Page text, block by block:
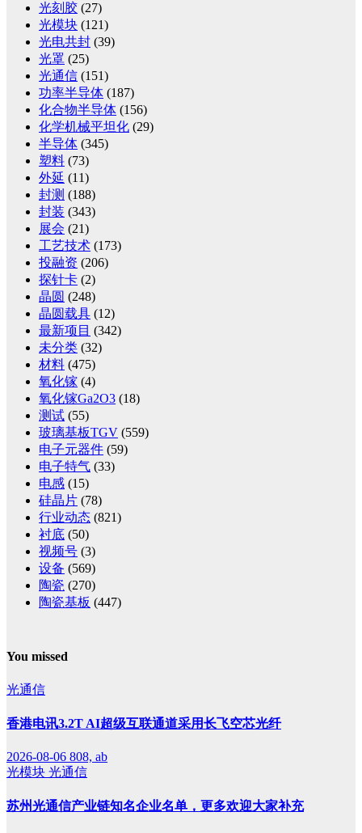
光刻胶 (27)
光模块 (121)
光电共封 (39)
光罩 (25)
光通信 (151)
功率半导体 (187)
化合物半导体 (156)
化学机械平坦化 (29)
半导体 (345)
塑料 (73)
外延 (11)
封测 (188)
封装 (343)
展会 (21)
工艺技术 (173)
投融资 (206)
探针卡 (2)
晶圆 (248)
晶圆载具 (12)
最新项目 (342)
未分类 (32)
材料 (475)
氧化镓 (4)
氧化镓Ga2O3 (18)
测试 (55)
玻璃基板TGV (559)
电子元器件 (59)
电子特气 (33)
电感 (15)
硅晶片 (78)
行业动态 (821)
衬底 (50)
视频号 (3)
设备 (569)
陶瓷 (270)
陶瓷基板 (447)
You missed
光通信
香港电讯3.2T AI超级互联通道采用长飞空芯光纤
2026-08-06 808, ab
光模块 光通信
苏州光通信产业链知名企业名单，更多欢迎大家补充